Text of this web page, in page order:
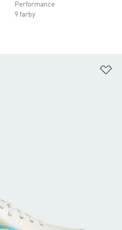
Performance
9 farby